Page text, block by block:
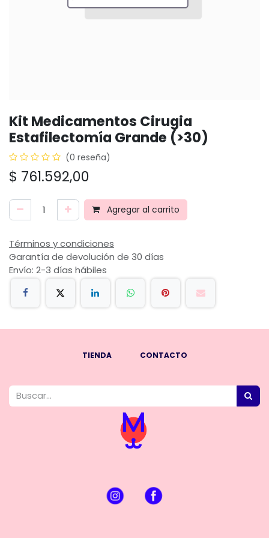
Kit Medicamentos Cirugia
Estafilectomía Grande (>30)
(0 reseña)
$ 761.592,00
Agregar al carrito
Términos y condiciones
Garantía de devolución de 30 días
Envío: 2-3 días hábiles
TIENDA CONTACTO